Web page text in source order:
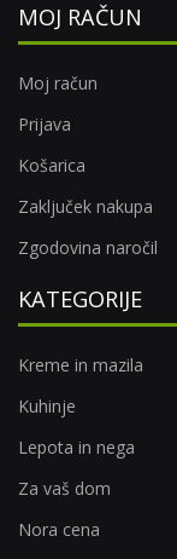
MOJ RAČUN
Moj račun
Prijava
Košarica
Zaključek nakupa
Zgodovina naročil
KATEGORIJE
Kreme in mazila
Kuhinje
Lepota in nega
Za vaš dom
Nora cena